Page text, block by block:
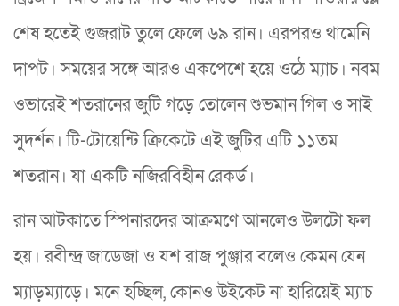
শেষ হতেই গুজরাট তুলে ফেলে ৬৯ রান। এরপরও থামেনি
দাপট। সময়ের সঙ্গে আরও একপেশে হয়ে ওঠে ম্যাচ। নবম
ওভারেই শতরানের জুটি গড়ে তোলেন শুভমান গিল ও সাই
সুদর্শন। টি-টোয়েন্টি ক্রিকেটে এই জুটির এটি ১১তম
শতরান। যা একটি নজিরবিহীন রেকর্ড।
রান আটকাতে স্পিনারদের আক্রমণে আনলেও উলটো ফল
হয়। রবীন্দ্র জাডেজা ও যশ রাজ পুঞ্জার বলেও কেমন যেন
ম্যাড়ম্যাড়ে। মনে হচ্ছিল, কোনও উইকেট না হারিয়েই ম্যাচ